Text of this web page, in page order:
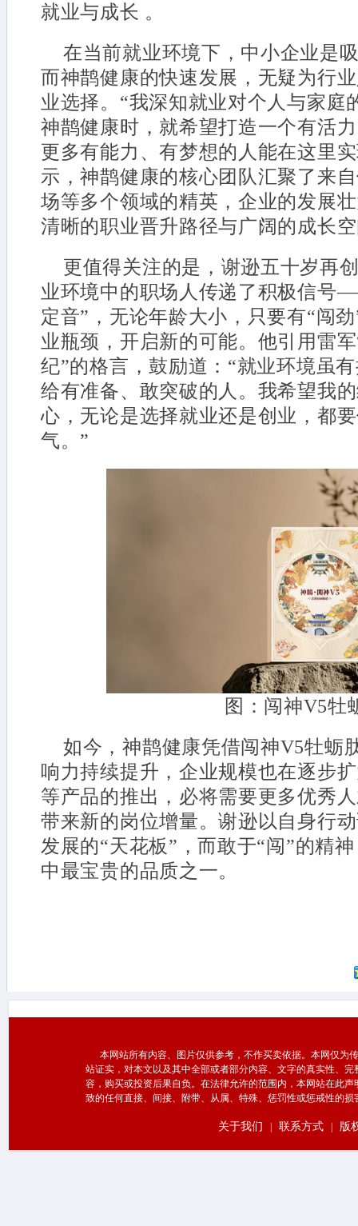
就业与成长 。
在当前就业环境下，中小企业是
而神鹊健康的快速发展，无疑为行
业选择。“我深知就业对个人与家庭
神鹊健康时，就希望打造一个有活
更多有能力、有梦想的人能在这里
示，神鹊健康的核心团队汇聚了来
场等多个领域的精英，企业的发展
清晰的职业晋升路径与广阔的成长
更值得关注的是，谢逊五十岁再
业环境中的职场人传递了积极信号
定音”，无论年龄大小，只要有“闯
业瓶颈，开启新的可能。他引用雷
纪”的格言，鼓励道：“就业环境虽
给有准备、敢突破的人。我希望我
心，无论是选择就业还是创业，都
气。”
图：闯神V5牡
如今，神鹊健康凭借闯神V5牡蛎
响力持续提升，企业规模也在逐步
等产品的推出，必将需要更多优秀
带来新的岗位增量。谢逊以自身行
发展的“天花板”，而敢于“闯”的精
中最宝贵的品质之一。
本网站所有内容、图片仅供参考，不作买卖依据。本网仅为
站证实，对本文以及其中全部或者部分内容、文字的真实性、
容，购买或投资后果自负。在法律允许的范围内，本网站在此
致的任何直接、间接、附带、从属、特殊、惩罚性或惩戒性的损
关于我们 联系方式 版